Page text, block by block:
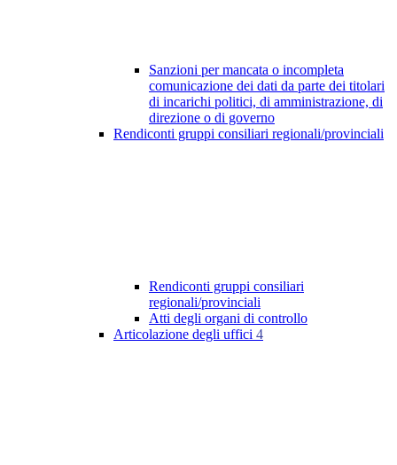
Sanzioni per mancata o incompleta
comunicazione dei dati da parte dei titolari
di incarichi politici, di amministrazione, di
direzione o di governo
Rendiconti gruppi consiliari regionali/provinciali
Rendiconti gruppi consiliari
regionali/provinciali
Atti degli organi di controllo
Articolazione degli uffici 4